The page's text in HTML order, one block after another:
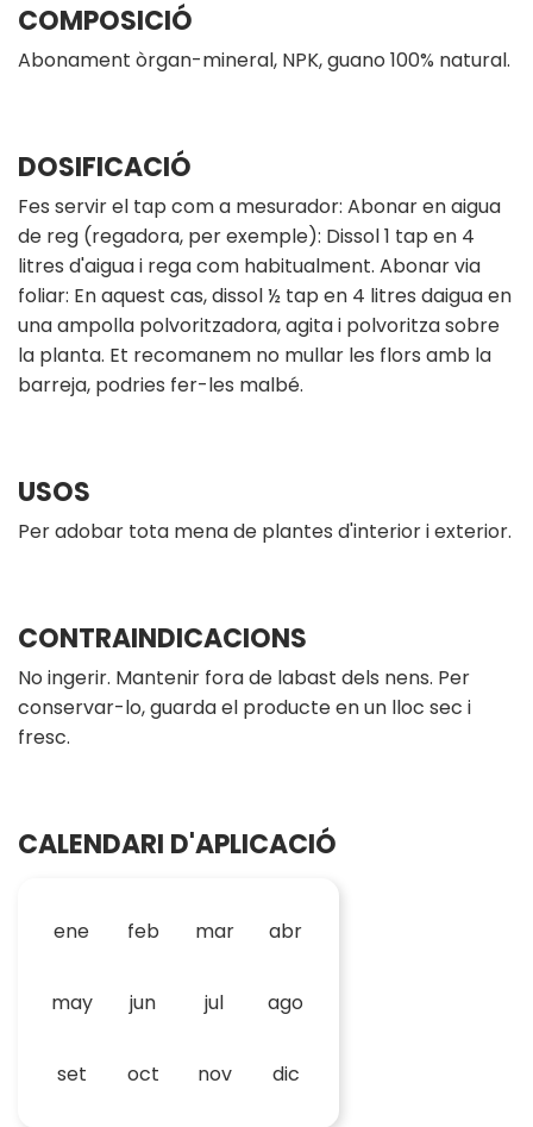
COMPOSICIÓ
Abonament òrgan-mineral, NPK, guano 100% natural.
DOSIFICACIÓ
Fes servir el tap com a mesurador: Abonar en aigua
de reg (regadora, per exemple): Dissol 1 tap en 4
litres d'aigua i rega com habitualment. Abonar via
foliar: En aquest cas, dissol ½ tap en 4 litres daigua en
una ampolla polvoritzadora, agita i polvoritza sobre
la planta. Et recomanem no mullar les flors amb la
barreja, podries fer-les malbé.
USOS
Per adobar tota mena de plantes d'interior i exterior.
CONTRAINDICACIONS
No ingerir. Mantenir fora de labast dels nens. Per
conservar-lo, guarda el producte en un lloc sec i
fresc.
CALENDARI D'APLICACIÓ
ene feb mar abr
may jun jul ago
set oct nov dic